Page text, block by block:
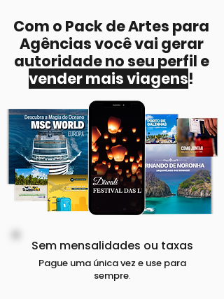
Com o Pack de Artes para
Agências você vai gerar
autoridade no seu perfil e
vender mais viagens!
Sem mensalidades ou taxas
Pague uma única vez e use para
sempre.